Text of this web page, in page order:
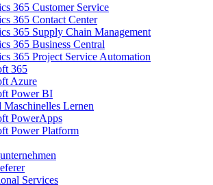
365 Customer Service
365 Contact Center
365 Supply Chain Management
365 Business Central
365 Project Service Automation
365
Azure
Power BI
Maschinelles Lernen
PowerApps
Power Platform
Services